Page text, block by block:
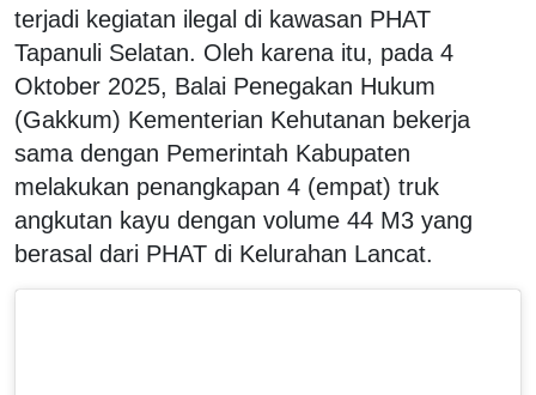
terjadi kegiatan ilegal di kawasan PHAT
Tapanuli Selatan. Oleh karena itu, pada 4
Oktober 2025, Balai Penegakan Hukum
(Gakkum) Kementerian Kehutanan bekerja
sama dengan Pemerintah Kabupaten
melakukan penangkapan 4 (empat) truk
angkutan kayu dengan volume 44 M3 yang
berasal dari PHAT di Kelurahan Lancat.